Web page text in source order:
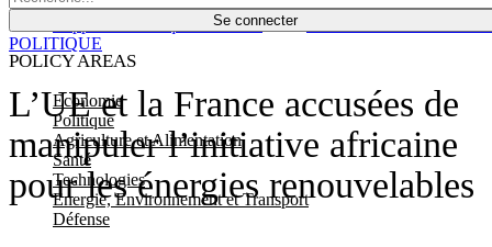
Se connecter
POLICY AREAS
Economie
Politique
Agriculture et Alimentation
Santé
Technologies
Energie, Environnement et Transport
Défense
Économie
L’UE et la France accusées de
manipuler l’initiative africaine
pour les énergies renouvelables
POLITIQUE